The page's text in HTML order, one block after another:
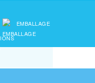
EMBALLAGE